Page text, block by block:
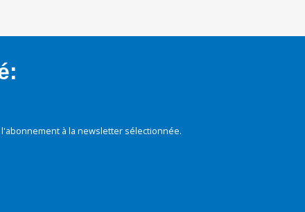
à la newsletter sélectionnée.